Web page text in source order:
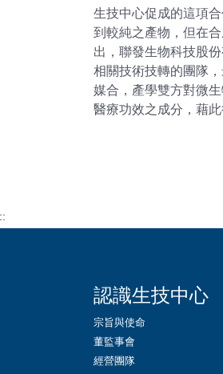
生技中心促成的這項
到較純之產物，但在
出，聯發生物科技股
相關技術技轉的團隊
媒合，產學雙方對微
醫療功效之成分，藉
認識生技中心
宗旨與使命
董監事會
經營團隊